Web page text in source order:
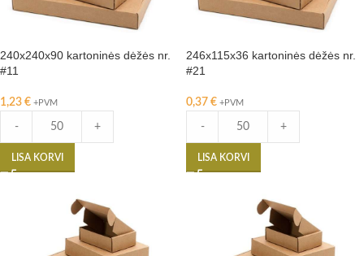
240x240x90 kartoninės dėžės nr.
#11
1,23 € +PVM
- +
LISA KORVI
246x115x36 kartoninės dėžės nr.
#21
0,37 € +PVM
- +
LISA KORVI